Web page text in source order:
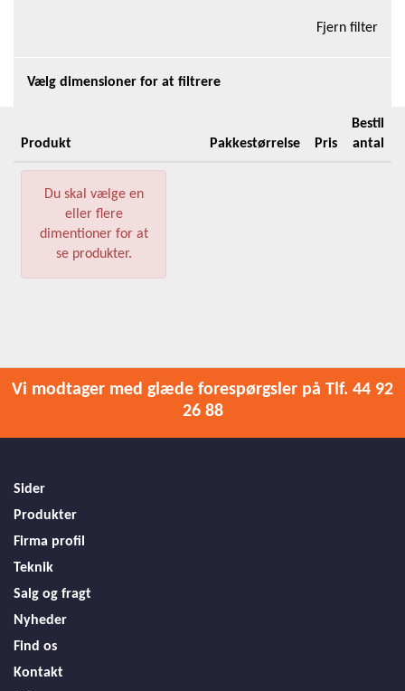
Fjern filter
Vælg dimensioner for at filtrere
Produkt Pakkestørrelse Pris
Bestil
antal
Du skal vælge en
eller flere
dimentioner for at
se produkter.
Vi modtager med glæde forespørgsler på Tlf. 44 92
26 88
Sider
Produkter
Firma profil
Teknik
Salg og fragt
Nyheder
Find os
Kontakt